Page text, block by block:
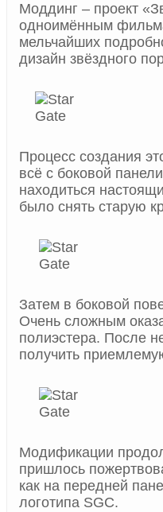
Моддинг – проект
одноимённым
мельчайших
дизайн звёздного
Процесс создания
всё с боковой
находиться
было снять старую
Затем в боковой
Очень сложным
полиэстера. После
получить
Модификации
пришлось
как на передней
логотипа SGC.